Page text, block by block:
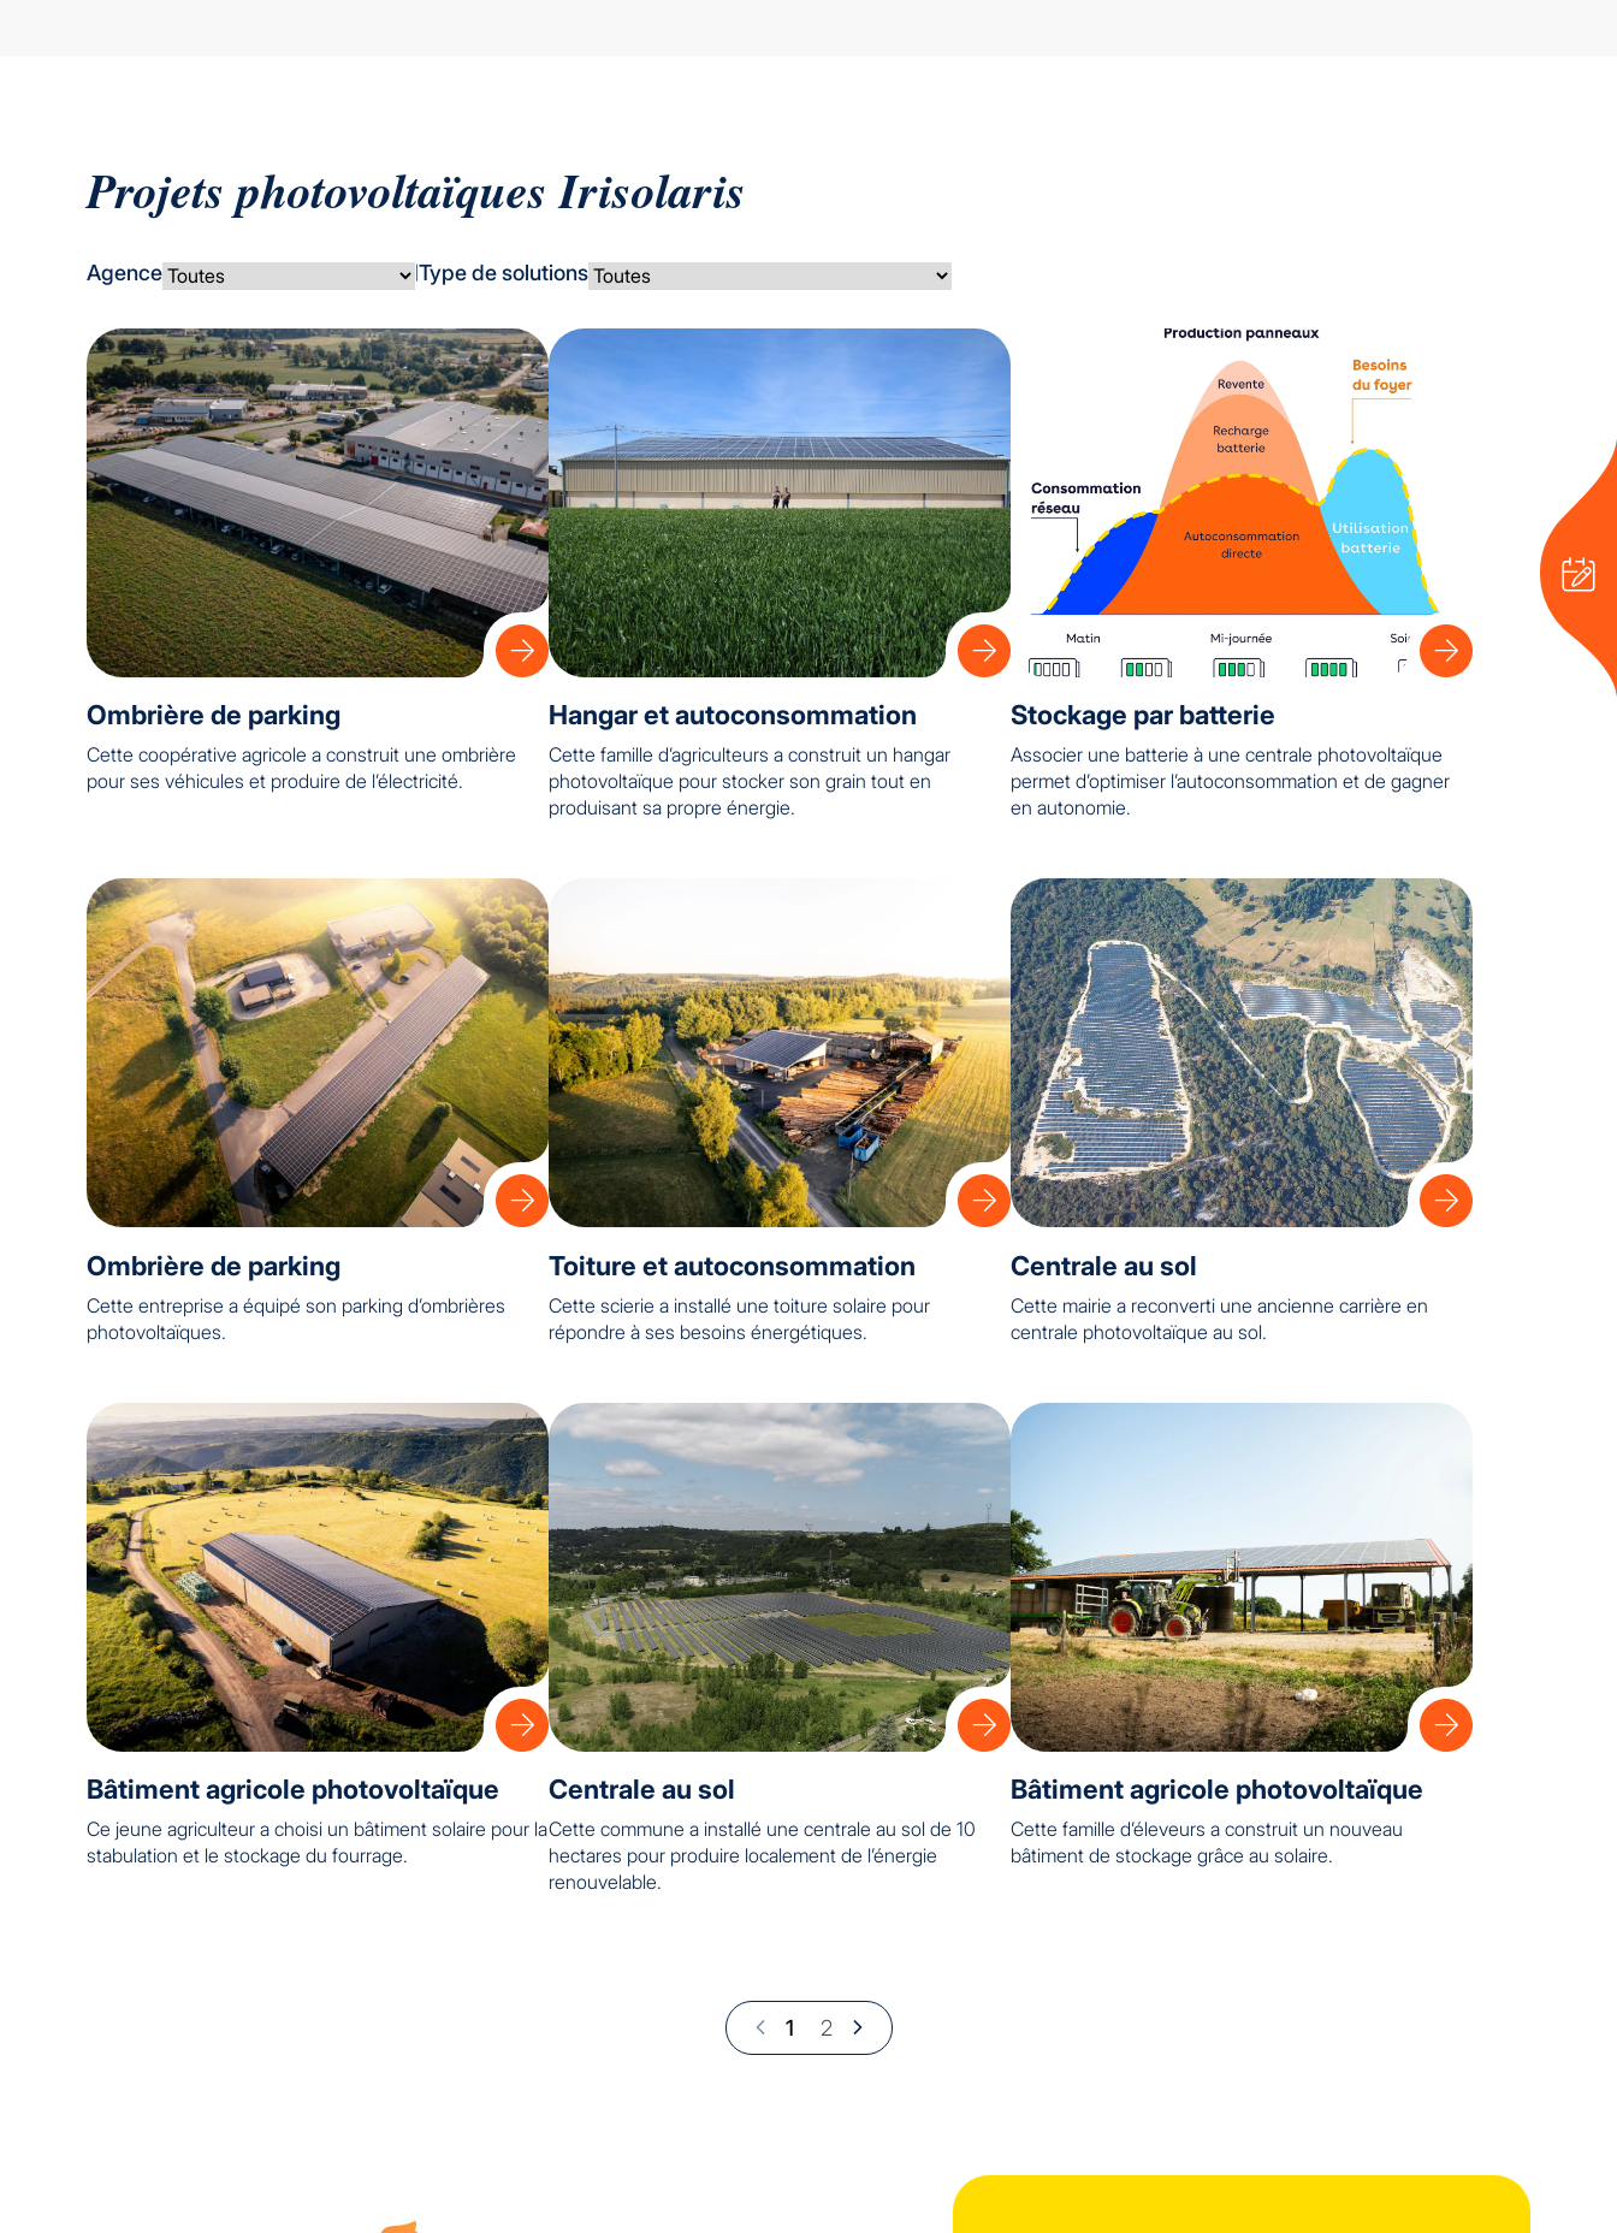
Projets photovoltaïques Irisolaris
Agence Type de solutions
Ombrière de parking
Cette coopérative agricole a construit une ombrière
pour ses véhicules et produire de l’électricité.
Hangar et autoconsommation
Cette famille d’agriculteurs a construit un hangar
photovoltaïque pour stocker son grain tout en
produisant sa propre énergie.
Stockage par batterie
Associer une batterie à une centrale photovoltaïque
permet d’optimiser l’autoconsommation et de gagner
en autonomie.
Ombrière de parking
Cette entreprise a équipé son parking d’ombrières
photovoltaïques.
Toiture et autoconsommation
Cette scierie a installé une toiture solaire pour
répondre à ses besoins énergétiques.
Centrale au sol
Cette mairie a reconverti une ancienne carrière en
centrale photovoltaïque au sol.
Bâtiment agricole photovoltaïque
Ce jeune agriculteur a choisi un bâtiment solaire pour la
stabulation et le stockage du fourrage.
Centrale au sol
Cette commune a installé une centrale au sol de 10
hectares pour produire localement de l’énergie
renouvelable.
Bâtiment agricole photovoltaïque
Cette famille d’éleveurs a construit un nouveau
bâtiment de stockage grâce au solaire.
1 2